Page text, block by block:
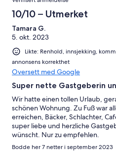
10/10 – Utmerket
Tamara G.
5. okt. 2023
Likte: Renhold, innsjekking,
annonsens korrekthet
Oversett med Google
Super nette Gastgeberin
Wir hatte einen tollen Urlaub,
schönen Wohnung. Zu Fuß war
erreichen, Bäcker, Schlachter,
super liebe und herzliche
wünscht. Nur zu empfehlen.
Bodde her 7 netter i september 2023